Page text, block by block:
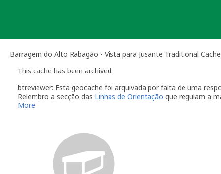
Barragem do Alto Rabagão - Vista para Jusante Traditional Cache
This cache has been archived.
btreviewer: Esta geocache foi arquivada por falta de uma
Relembro a secção das Linhas de Orientação que regulam a
quando alguém reporta um problema com a geocache
"Precisa de Manutenção". Desactive temporariamente
geocache até que tenha resolvido o problema. É-lhe
do qual deverá verificar o estado da sua geocache. Se
temporariamente desactivada por um longo período de
More